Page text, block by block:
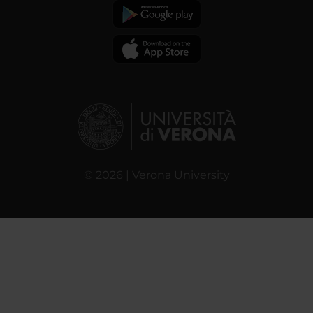
© 2026 | Verona University